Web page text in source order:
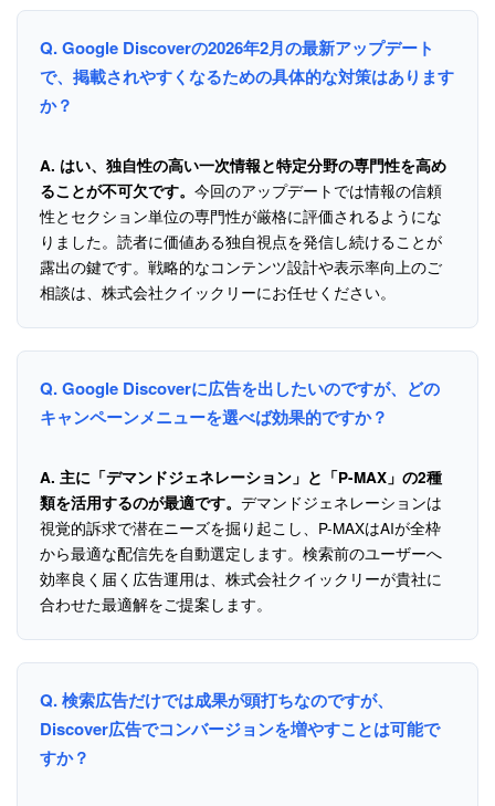
Q. Google Discoverの2026年2月の最新アップデート
で、掲載されやすくなるための具体的な対策はあります
か？
A. はい、独自性の高い一次情報と特定分野の専門性を高め
ることが不可欠です。 今回のアップデートでは情報の信頼
性とセクション単位の専門性が厳格に評価されるようにな
りました。読者に価値ある独自視点を発信し続けることが
露出の鍵です。戦略的なコンテンツ設計や表示率向上のご
相談は、株式会社クイックリーにお任せください。
Q. Google Discoverに広告を出したいのですが、どの
キャンペーンメニューを選べば効果的ですか？
A. 主に「デマンドジェネレーション」と「P-MAX」の2種
類を活用するのが最適です。 デマンドジェネレーションは
視覚的訴求で潜在ニーズを掘り起こし、P-MAXはAIが全枠
から最適な配信先を自動選定します。検索前のユーザーへ
効率良く届く広告運用は、株式会社クイックリーが貴社に
合わせた最適解をご提案します。
Q. 検索広告だけでは成果が頭打ちなのですが、
Discover広告でコンバージョンを増やすことは可能で
すか？